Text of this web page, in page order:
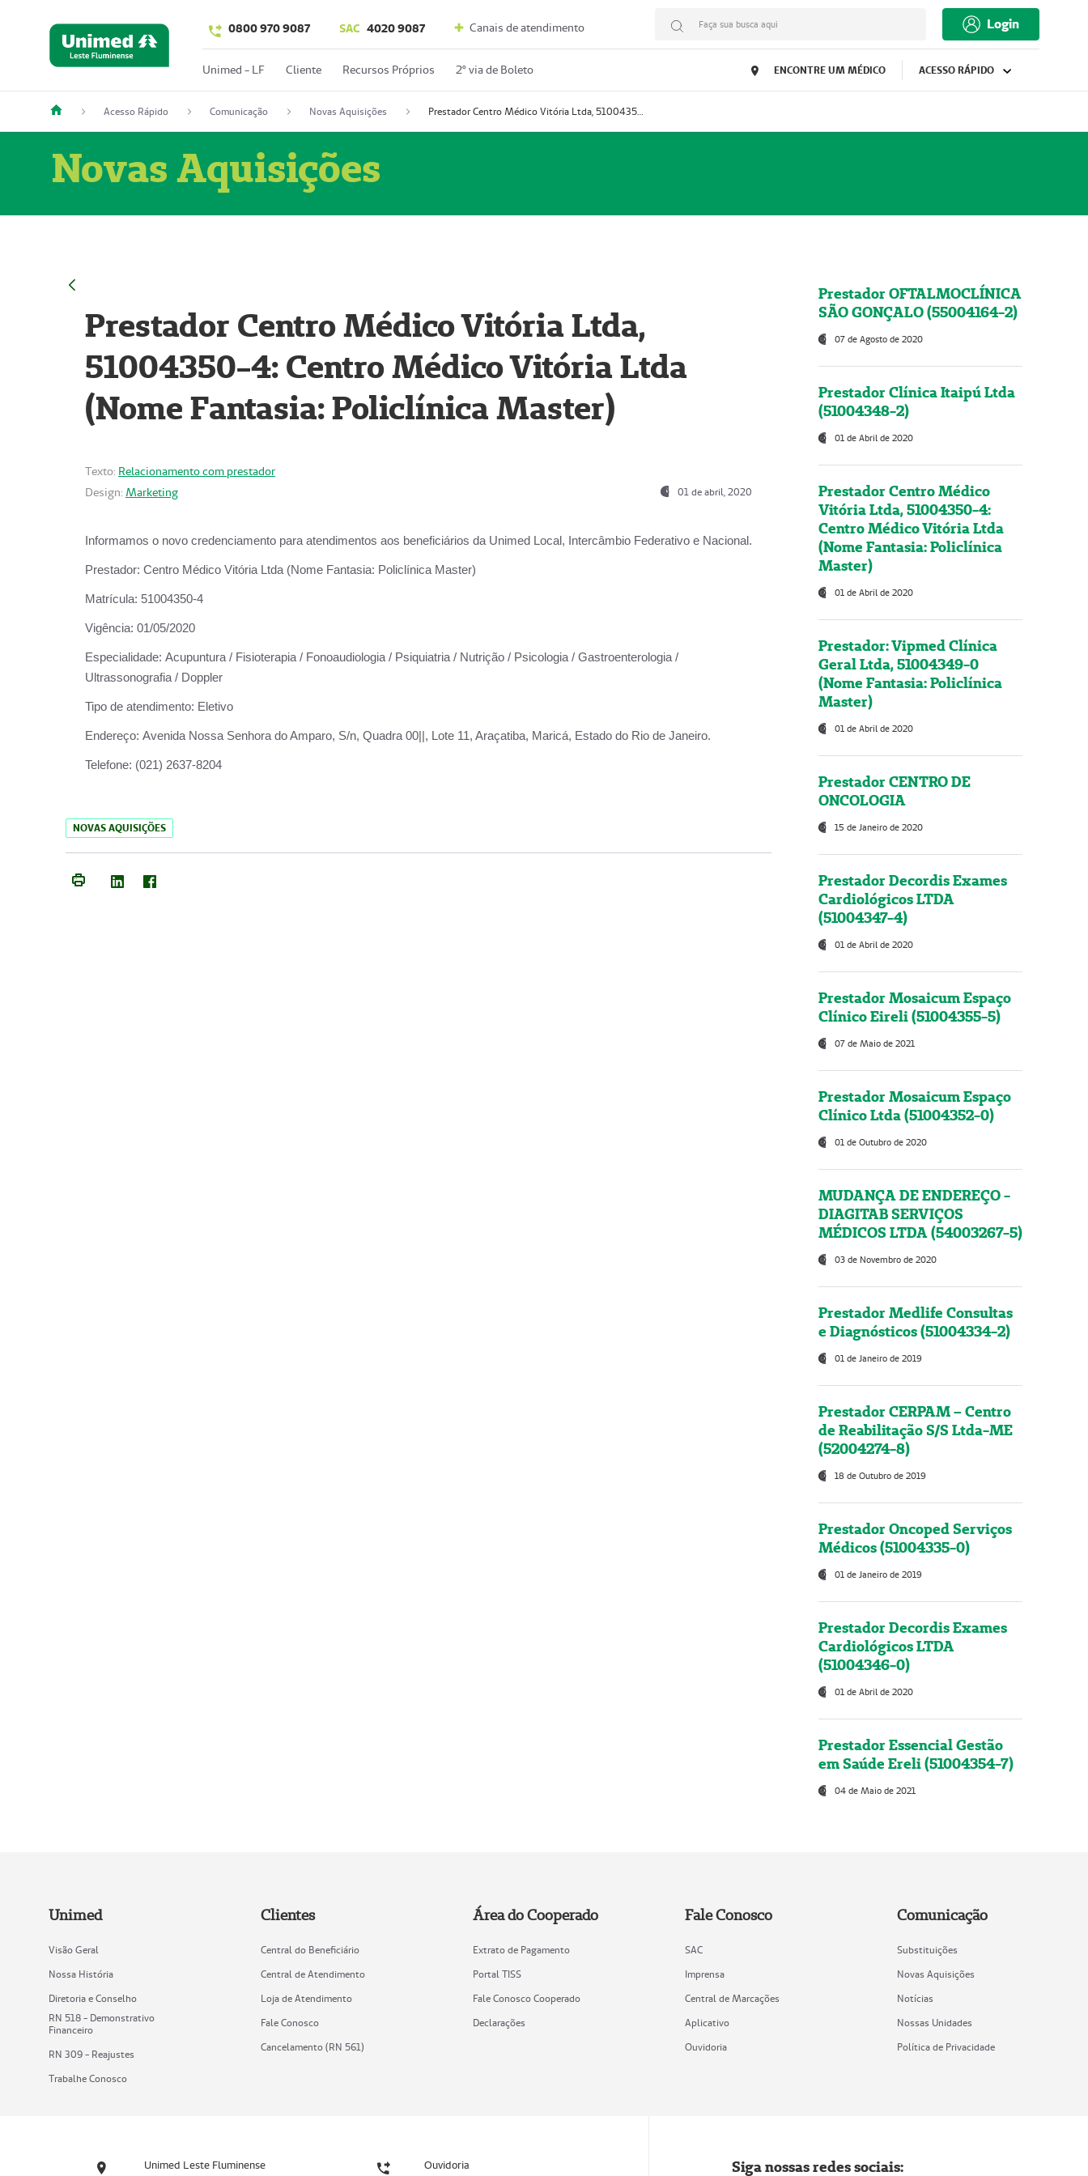
0800 970 9087 SAC 4020 9087 Canais de atendimento Faça sua busca aqui Login
Unimed - LF Cliente Recursos Próprios 2º via de Boleto ENCONTRE UM MÉDICO ACESSO RÁPIDO
Acesso Rápido Comunicação Novas Aquisições Prestador Centro Médico Vitória Ltda, 51004350-4: Centro Médico Vitória Ltda (Nome Fantasia: Policlínica Master)
Novas Aquisições
Prestador Centro Médico Vitória Ltda,
51004350-4: Centro Médico Vitória Ltda
(Nome Fantasia: Policlínica Master)
Texto: Relacionamento com prestador
Design: Marketing 01 de abril, 2020
Informamos o novo credenciamento para atendimentos aos beneficiários da Unimed Local, Intercâmbio Federativo e Nacional.
Prestador: Centro Médico Vitória Ltda (Nome Fantasia: Policlínica Master)
Matrícula: 51004350-4
Vigência: 01/05/2020
Especialidade: Acupuntura / Fisioterapia / Fonoaudiologia / Psiquiatria / Nutrição / Psicologia / Gastroenterologia /
Ultrassonografia / Doppler
Tipo de atendimento: Eletivo
Endereço: Avenida Nossa Senhora do Amparo, S/n, Quadra 00||, Lote 11, Araçatiba, Maricá, Estado do Rio de Janeiro.
Telefone: (021) 2637-8204
NOVAS AQUISIÇÕES
Prestador OFTALMOCLÍNICA
SÃO GONÇALO (55004164-2)
07 de Agosto de 2020
Prestador Clínica Itaipú Ltda
(51004348-2)
01 de Abril de 2020
Prestador Centro Médico
Vitória Ltda, 51004350-4:
Centro Médico Vitória Ltda
(Nome Fantasia: Policlínica
Master)
01 de Abril de 2020
Prestador: Vipmed Clínica
Geral Ltda, 51004349-0
(Nome Fantasia: Policlínica
Master)
01 de Abril de 2020
Prestador CENTRO DE
ONCOLOGIA
15 de Janeiro de 2020
Prestador Decordis Exames
Cardiológicos LTDA
(51004347-4)
01 de Abril de 2020
Prestador Mosaicum Espaço
Clínico Eireli (51004355-5)
07 de Maio de 2021
Prestador Mosaicum Espaço
Clínico Ltda (51004352-0)
01 de Outubro de 2020
MUDANÇA DE ENDEREÇO -
DIAGITAB SERVIÇOS
MÉDICOS LTDA (54003267-5)
03 de Novembro de 2020
Prestador Medlife Consultas
e Diagnósticos (51004334-2)
01 de Janeiro de 2019
Prestador CERPAM – Centro
de Reabilitação S/S Ltda-ME
(52004274-8)
18 de Outubro de 2019
Prestador Oncoped Serviços
Médicos (51004335-0)
01 de Janeiro de 2019
Prestador Decordis Exames
Cardiológicos LTDA
(51004346-0)
01 de Abril de 2020
Prestador Essencial Gestão
em Saúde Ereli (51004354-7)
04 de Maio de 2021
Unimed
Visão Geral
Nossa História
Diretoria e Conselho
RN 518 - Demonstrativo
Financeiro
RN 309 - Reajustes
Trabalhe Conosco
Clientes
Central do Beneficiário
Central de Atendimento
Loja de Atendimento
Fale Conosco
Cancelamento (RN 561)
Área do Cooperado
Extrato de Pagamento
Portal TISS
Fale Conosco Cooperado
Declarações
Fale Conosco
SAC
Imprensa
Central de Marcações
Aplicativo
Ouvidoria
Comunicação
Substituições
Novas Aquisições
Notícias
Nossas Unidades
Política de Privacidade
Unimed Leste Fluminense Ouvidoria Siga nossas redes sociais: